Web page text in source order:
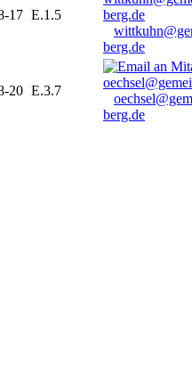
17 E.1.5
berg.de
20 E.3.7
berg.de